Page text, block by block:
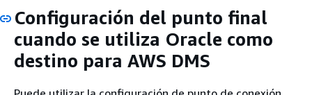
Configuración del punto final
cuando se utiliza Oracle como
destino para AWS DMS